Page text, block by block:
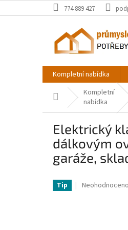
na
774 889 427
Kompletní nabídka
Domů Kompletní
nabídka
Elektrický
dálkovým
garáže,
Tip
Průměrné
Neohodnoceno